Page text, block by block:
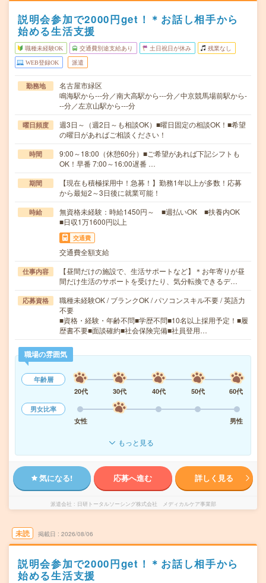
説明会参加で2000円get！＊お話し相手から
始める生活支援
職種未経験OK 交通費別途支給あり 土日祝日が休み 残業なし
WEB登録OK 派遣
勤務地
名古屋市緑区
鳴海駅から---分／南大高駅から---分／中京競馬場前駅から-
--分／左京山駅から---分
曜日頻度
週3日～（週2日～も相談OK）■曜日固定の相談OK！■希望
の曜日があればご相談ください！
時間
9:00～18:00（休憩60分）■ご希望があれば下記シフトも
OK！早番 7:00～16:00遅番 …
期間
【現在も積極採用中！急募！】勤務1年以上が多数！応募
から最短2～3日後に就業可能！
時給
無資格未経験：時給1450円～ ■週払いOK ■扶養内OK
■日収1万1600円以上
交通費
交通費全額支給
仕事内容
【昼間だけの施設で、生活サポートなど】＊お年寄りが昼
間だけ生活のサポートを受けたり、気分転換できるデ…
応募資格
職種未経験OK / ブランクOK / パソコンスキル不要 / 英語力
不要
■資格・経験・年齢不問■学歴不問■10名以上採用予定！■履
歴書不要■面談確約■社会保険完備■社員登用…
職場の雰囲気
年齢層
20代
30代 40代 50代
60代
男女比率
女性
男性
もっと見る
気になる! 応募へ進む 詳しく見る
派遣会社 日研トータルソーシング株式会社 メディカルケア事業部
未読 掲載日 2026/08/06
説明会参加で2000円get！＊お話し相手から
始める生活支援